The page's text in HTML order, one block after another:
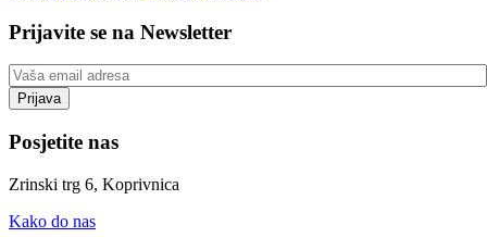
Prijavite se na Newsletter
Posjetite nas
Zrinski trg 6, Koprivnica
Kako do nas